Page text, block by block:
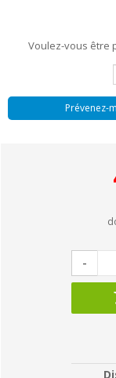
Voulez-vous être
Prévenez-
-